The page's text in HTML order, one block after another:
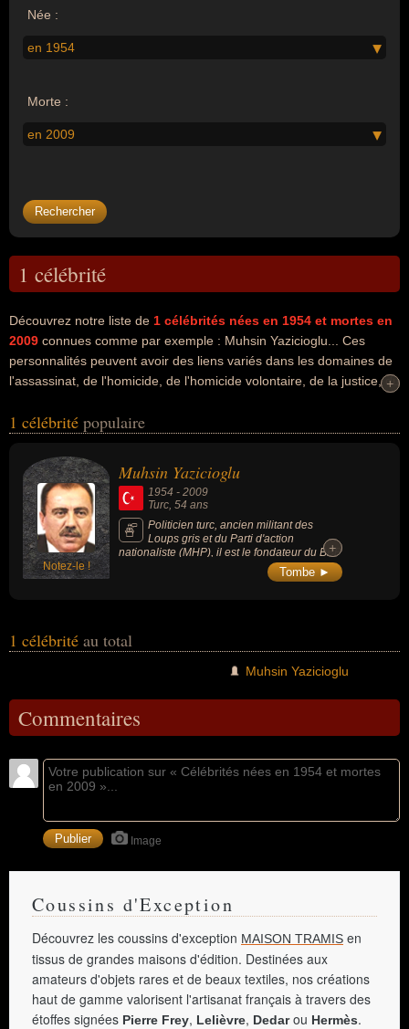
Née :
en 1954
Morte :
en 2009
1 célébrité
Découvrez notre liste de 1 célébrités nées en 1954 et mortes en
2009 connues comme par exemple : Muhsin Yazicioglu... Ces
personnalités peuvent avoir des liens variés dans les domaines de
l'assassinat, de l'homicide, de l'homicide volontaire, de la justice, du
été député, homme d'état, homme politique ou nationaliste. En ce
peuvent avoir été turc par exemple.
+
+
1 célébrité populaire
Notez-le !
Muhsin Yazicioglu
1954 - 2009
Turc, 54 ans
Politicien turc, ancien militant des
Loups gris et du Parti d'action
nationaliste (MHP), il est le fondateur du BBP
+
+
Tombe ►
1 célébrité au total
Muhsin Yazicioglu
Commentaires
Image
Coussins d'Exception
Découvrez les coussins d'exception MAISON TRAMIS en
tissus de grandes maisons d'édition. Destinées aux
amateurs d'objets rares et de beaux textiles, nos créations
haut de gamme valorisent l'artisanat français à travers des
étoffes signées Pierre Frey, Lelièvre, Dedarou Hermès.